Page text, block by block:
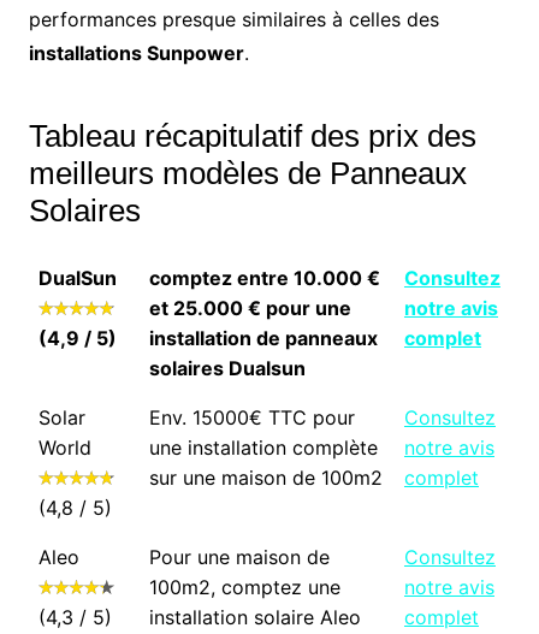
performances presque similaires à celles des
installations Sunpower.
Tableau récapitulatif des prix des
meilleurs modèles de Panneaux
Solaires
DualSun
(4,9 / 5)
comptez entre 10.000 €
et 25.000 € pour une
installation de panneaux
solaires Dualsun
Consultez
notre avis
complet
Solar
World
(4,8 / 5)
Env. 15000€ TTC pour
une installation complète
sur une maison de 100m2
Consultez
notre avis
complet
Aleo
(4,3 / 5)
Pour une maison de
100m2, comptez une
installation solaire Aleo
Consultez
notre avis
complet